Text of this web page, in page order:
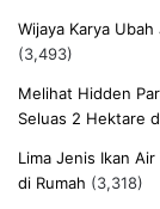
Wijaya Karya
(3,493)
Melihat Hidden
Seluas 2 Hektare
Lima Jenis Ikan
di Rumah (3,318)